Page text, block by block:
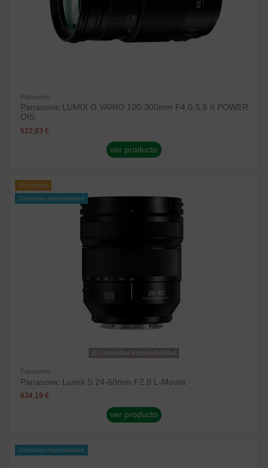
Panasonic
Panasonic LUMIX G VARIO 100-300mm F4,0-5,6 II POWER
OIS
522,83 €
ver producto
¡En oferta!
Consultar disponibilidad
Consultar disponibilidad
Panasonic
Panasonic Lumix S 24-60mm F2.8 L-Mount
834,19 €
ver producto
Consultar disponibilidad